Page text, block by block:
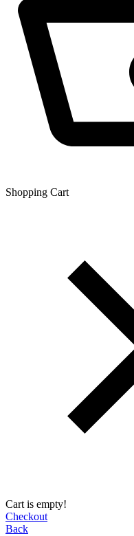
Shopping Сart
Cart is empty!
Checkout
Back